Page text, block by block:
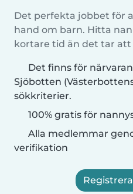
Det perfekta jobbet för
hand om barn. Hitta
kortare tid än det tar att
Det finns för
Sjöbotten
sökkriterier.
100% gratis för
Alla medlemmar
verifikation